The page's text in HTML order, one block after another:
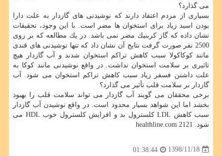
می گذارد؟
بسیاری از مردم اعتقاد دارند كه نوشیدنی های گازدار به علت دارا
بودن اسید زیاد برای استخوان ها مضر است. با این وجود، تحقیقات
نشان داده كه گاز كربنیك مضر نمی باشد. در یك مطالعه كه بر روی
2500 نفر صورت گرفت نتایج آن نشان داد كه تنها نوشیدنی های قندی
مانند كوكاكولا سبب كاهش تراكم استخوان شدند و آب گازدار هیچ
تاثیری بر سلامت استخوان نداشت. در واقع نوشیدنی مانند كوكا به
علت داشتن فسفر زیاد سبب كاهش تراكم استخوان می شود. آب
گازدار بر سلامت قلب تأثیر می گذارد؟
برخی محققان می گویند آب گازدار می تواند سلامت قلب را بهبود
بخشد اما این شواهد بسیار محدود است. در واقع نوشیدن آب گازدار
سبب كاهش LDL كلسترول بد و افزایش كلسترول خوب HDL می
شود. healthline.com 2121
1398/11/18
01:38:44